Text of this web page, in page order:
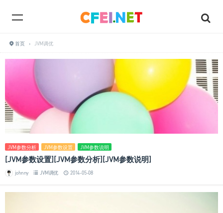
首页 › JVM调优
JVM参数分析 JVM参数设置 JVM参数说明
[JVM参数设置][JVM参数分析][JVM参数说明]
johnny JVM调优 2014-05-08